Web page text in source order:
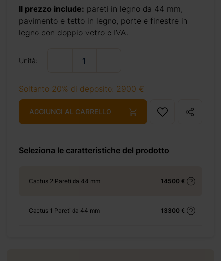
Il prezzo include: pareti in legno da 44 mm,
pavimento e tetto in legno, porte e finestre in
legno con doppio vetro e IVA.
Unità:
Soltanto 20% di deposito: 2900 €
AGGIUNGI AL CARRELLO
Seleziona le caratteristiche del prodotto
Cactus 2 Pareti da 44 mm 14500 €
Cactus 1 Pareti da 44 mm 13300 €
+ 69 €
+ 69 €
+ 805 €